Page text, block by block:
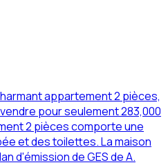
appartement 2 pièces,
pour seulement 283,000
2 pièces comporte une
et des toilettes. La maison
d'émission de GES de A.